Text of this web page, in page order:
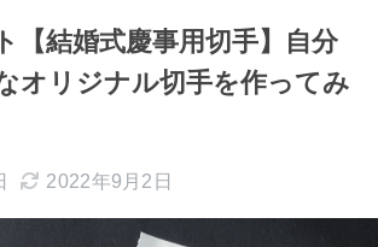
【結婚式慶事用切手】自分
オリジナル切手を作ってみ
2022年9月2日